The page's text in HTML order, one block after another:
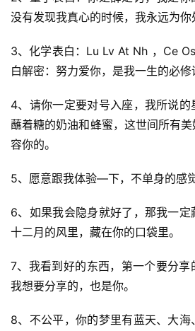
没有发现我真心的时候，我永远为你
3、化学表白：Lu Lv At Nh ，Ce
白解密：努力爱你，是我一生的必修
4、请你一定要对号入座，我所说的
蘸着糖的奶油和蜂蜜，这世间所有
容你的。
5、愿意跟我体验—下，不单身的感
6、如果我会隐身就好了，那我一
十二月的风里，藏在你的口袋里。
7、我看到好的东西，第一个要分享
我想要分享的，也是你。
8、不公平，你的梦里有蓝天、大